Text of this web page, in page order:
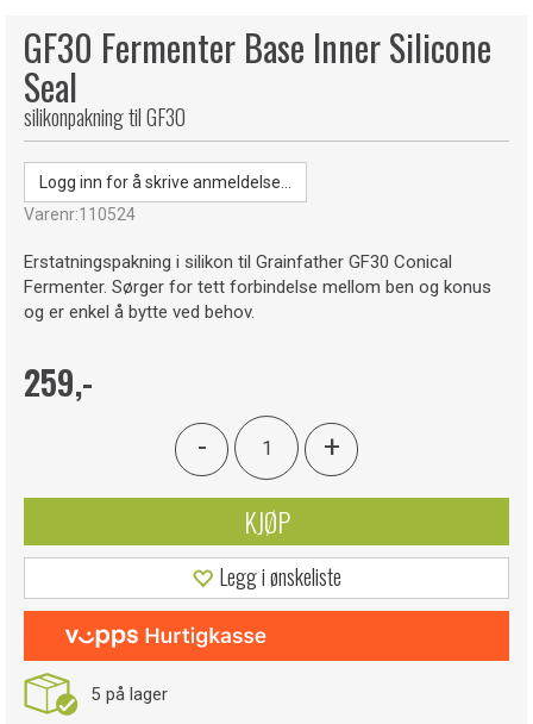
GF30 Fermenter Base Inner Silicone
Seal
silikonpakning til GF30
Logg inn for å skrive anmeldelse...
Varenr:110524
Erstatningspakning i silikon til Grainfather GF30 Conical
Fermenter. Sørger for tett forbindelse mellom ben og konus
og er enkel å bytte ved behov.
259,-
- +
KJØP
Legg i ønskeliste
5 på lager